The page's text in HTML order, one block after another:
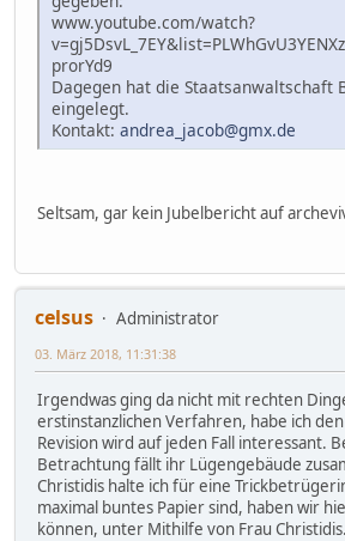
www.youtube.com/watch?
prorYd9
Dagegen hat die Staatsanwaltschaft
eingelegt.
Kontakt: andrea_jacob@gmx.de
Seltsam, gar kein Jubelbericht auf
celsus
Administrator
03. März 2018, 11:31:38
Irgendwas ging da nicht mit rechten
erstinstanzlichen Verfahren, habe ich den
Revision wird auf jeden Fall interessant.
Betrachtung fällt ihr Lügengebäude
Christidis halte ich für eine
maximal buntes Papier sind, haben wir
können, unter Mithilfe von Frau Christidis.